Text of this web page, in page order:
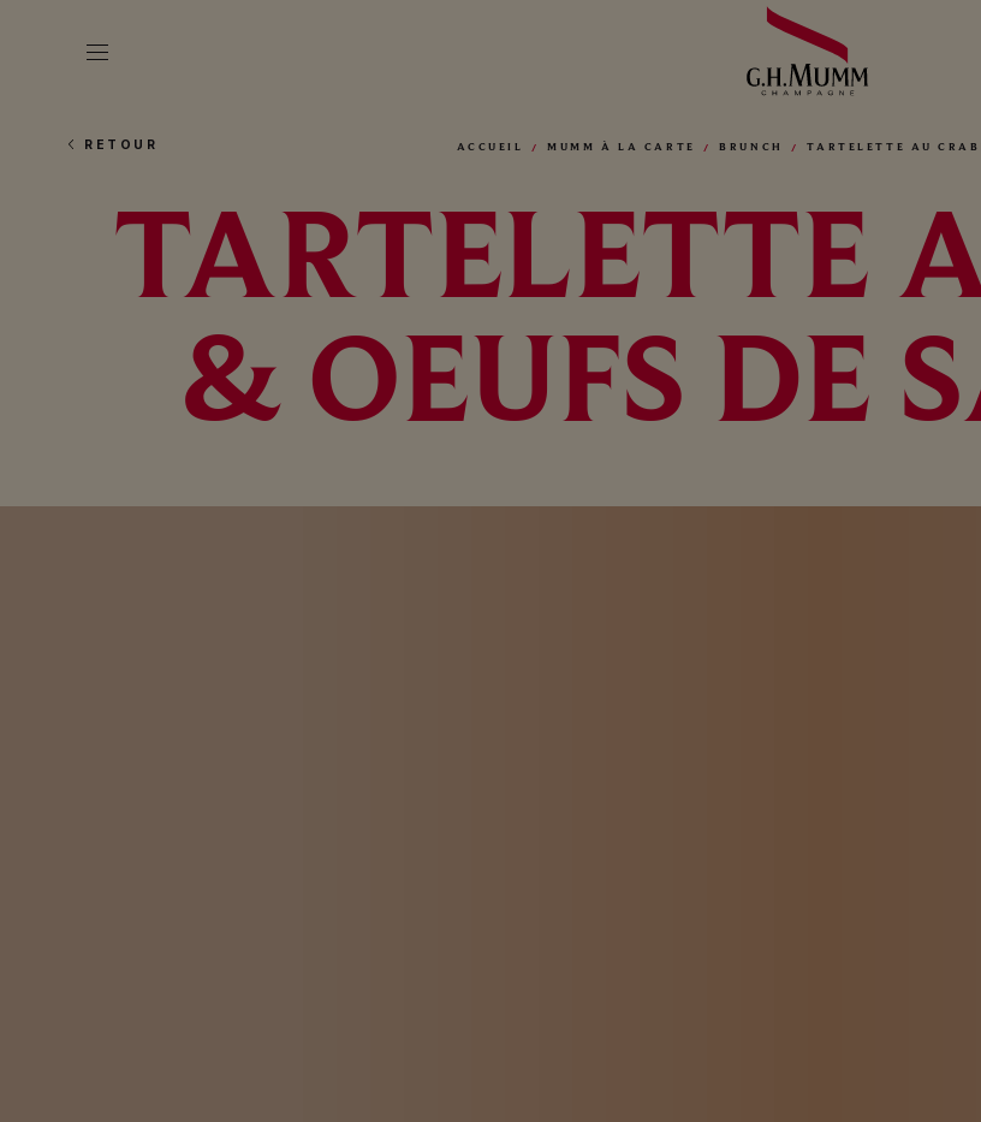
RETOUR ACCUEIL MUMM À LA CARTE BRUNCH TARTELETTE AU
TARTELETTE
& OEUFS DE